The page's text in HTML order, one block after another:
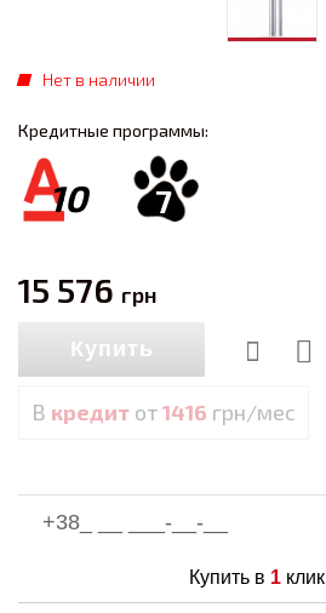
Нет в наличии
Кредитные программы:
10 7
15 576 грн
Купить
В кредит от1416 грн/мес
Купить в 1клик